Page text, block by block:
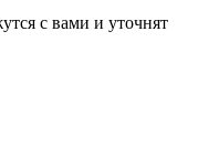
с вами и уточнят